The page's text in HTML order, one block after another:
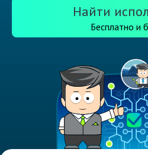
Найти
Бесплатно и